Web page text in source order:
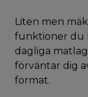
Liten men
funktioner du
dagliga
förväntar dig
format.